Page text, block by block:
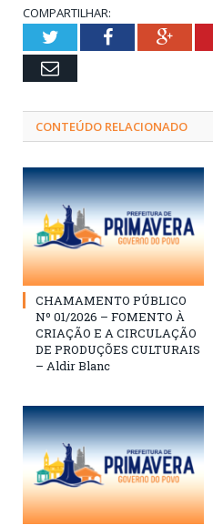
COMPARTILHAR:
TwitterFacebook
Email
CONTEÚDO RELACIONADO
CHAMAMENTO PÚBLICO
Nº 01/2026 – FOMENTO À
CRIAÇÃO E A CIRCULAÇÃO
DE PRODUÇÕES CULTURAIS
– Aldir Blanc